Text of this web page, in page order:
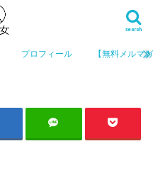
search
プロフィール 【無料メルマ